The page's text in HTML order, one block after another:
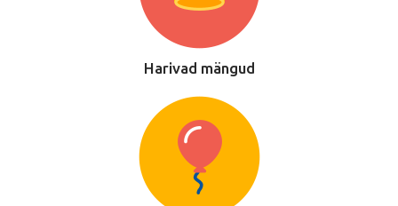
Harivad mängud